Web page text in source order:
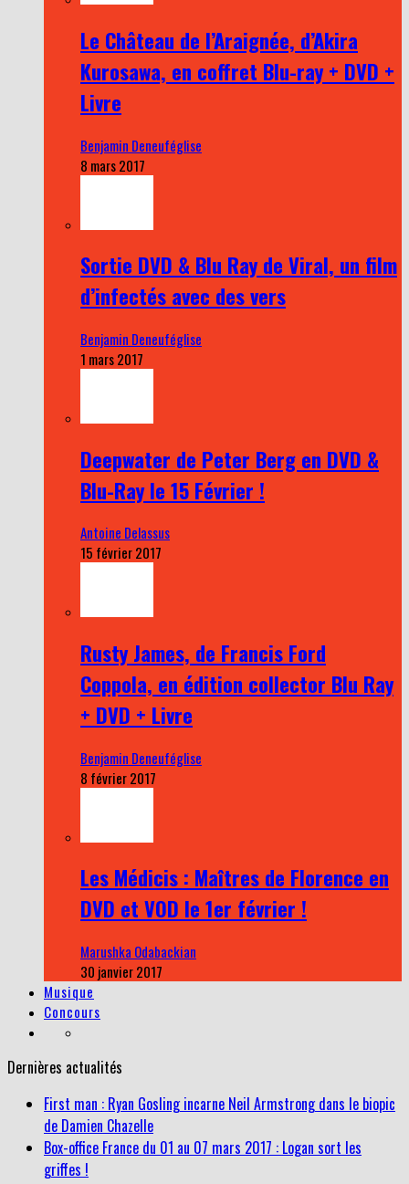
Le Château de l’Araignée, d’Akira
Kurosawa, en coffret Blu-ray + DVD +
Livre
Benjamin Deneuféglise
8 mars 2017
Sortie DVD & Blu Ray de Viral, un film
d’infectés avec des vers
Benjamin Deneuféglise
1 mars 2017
Deepwater de Peter Berg en DVD &
Blu-Ray le 15 Février !
Antoine Delassus
15 février 2017
Rusty James, de Francis Ford
Coppola, en édition collector Blu Ray
+ DVD + Livre
Benjamin Deneuféglise
8 février 2017
Les Médicis : Maîtres de Florence en
DVD et VOD le 1er février !
Marushka Odabackian
30 janvier 2017
Musique
Concours
Dernières actualités
First man : Ryan Gosling incarne Neil Armstrong dans le biopic
de Damien Chazelle
Box-office France du 01 au 07 mars 2017 : Logan sort les
griffes !